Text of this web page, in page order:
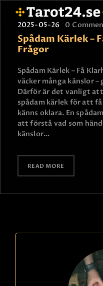
HEM
ASTROLOGI
TAROT
SPÅDAM-
JOBBA SOM
BETALNING
2025-05-26 0
Spådam Kärlek –
Frågor
Spådam Kärlek – Få
väcker många känslor
Därför är det vanligt
spådam kärlek för att
känns oklara. En
att förstå vad som
känslor…
READ MORE